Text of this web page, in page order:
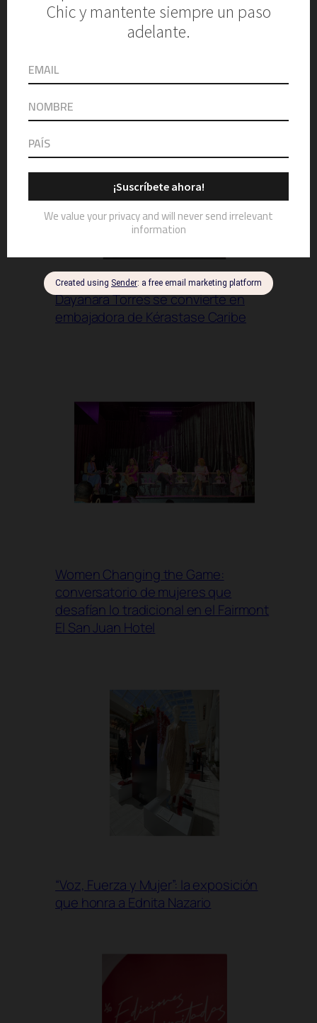
Spa Botánico y BABOR elevan el
bienestar de lujo en Dorado Beach
Dayanara Torres se convierte en
embajadora de Kérastase Caribe
Women Changing the Game:
conversatorio de mujeres que
desafían lo tradicional en el Fairmont
El San Juan Hotel
“Voz, Fuerza y Mujer”: la exposición
que honra a Ednita Nazario